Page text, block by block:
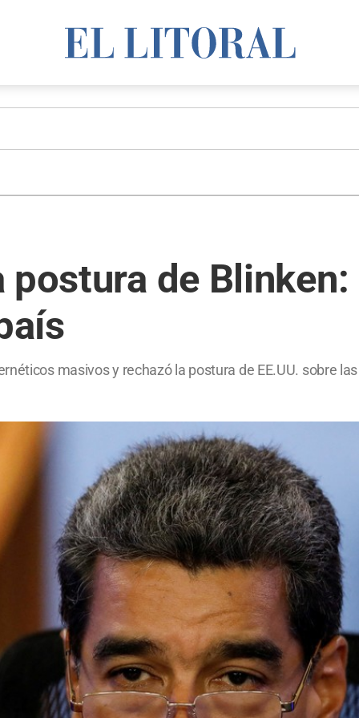
de Blinken:
masivos y rechazó la postura de EE.UU. sobre